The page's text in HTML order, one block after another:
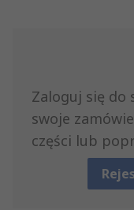
Zaloguj się do
swoje
części lub